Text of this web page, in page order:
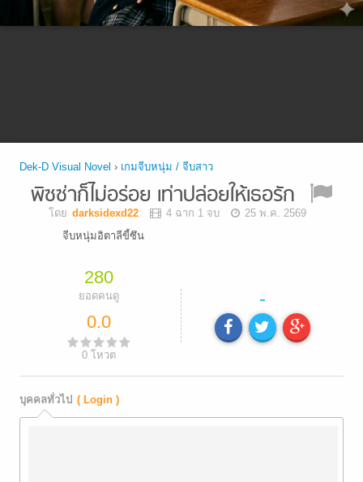
Dek-D Visual Novel › เกมจีบหนุ่ม / จีบสาว
พิซซ่าก็ไม่อร่อย เท่าปล่อยให้เธอรัก
โดย darksidexd22 4 ฉาก 1 จบ
25 พ.ค. 2569
จีบหนุ่มอิตาลีขี้ซึน
280
ยอดคนดู
0.0
0โหวต
-
บุคคลทั่วไป ( Login )